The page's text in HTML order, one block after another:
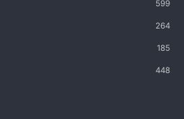
599
264
185
448